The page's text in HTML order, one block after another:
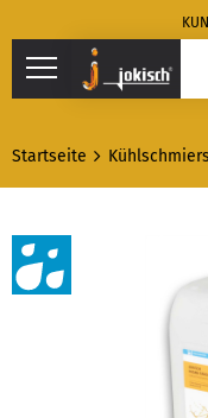
Startseite